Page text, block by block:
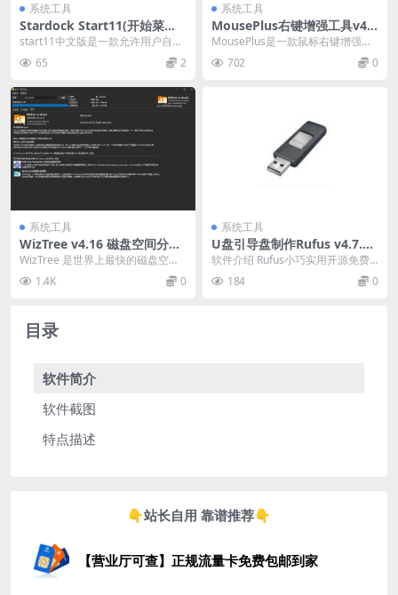
系统工具
Stardock Start11(开始菜单
工具)v2.52.3 中文破解绿色版
start11中文版是一款允许用户自定
义Windows开始菜单和任务栏的应
用程序...
65 2
系统工具
MousePlus右键增强工具v4.
0.7
MousePlus是一款鼠标右键增强工
具，使用鼠标右键拖动即可唤醒鼠
标轮盘，实现...
702 0
系统工具
WizTree v4.16 磁盘空间分析
工具 便携版
WizTree 是世界上最快的磁盘空间
器，并显示哪些...
1.4K 0
系统工具
U盘引导盘制作Rufus v4.7.22
31
软件介绍 Rufus小巧实用开源免费
的U盘系统启动盘制作工具和格式
化U盘的小工具...
184 0
目录
软件简介
软件截图
特点描述
👇站长自用 靠谱推荐👇
【营业厅可查】正规流量卡免费包邮到家